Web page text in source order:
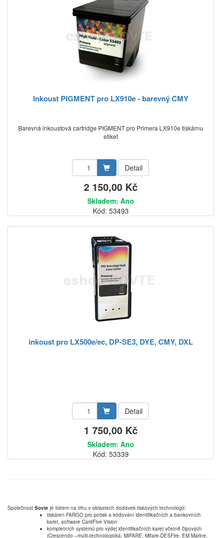
Inkoust PIGMENT pro LX910e - barevný CMY
Barevná inkoustová cartridge PIGMENT pro Primera LX910e tiskárnu
etiket
Detail
2 150,00 Kč
Skladem: Ano
Kód: 53493
inkoust pro LX500e/ec, DP-SE3, DYE, CMY, DXL
Detail
1 750,00 Kč
Skladem: Ano
Kód: 53339
Společnost Sovte je lídrem na trhu v oblastech dodávek tiskových technologií:
tiskáren FARGO pro potisk a kódování identifikačních a bankovních
karet, software CardFive Vision
kompletních systémů pro výdej identifikačních karet včetně čipových
(Crescendo –multi-technologická, MIFARE, Mifare-DESFire, EM Marine,